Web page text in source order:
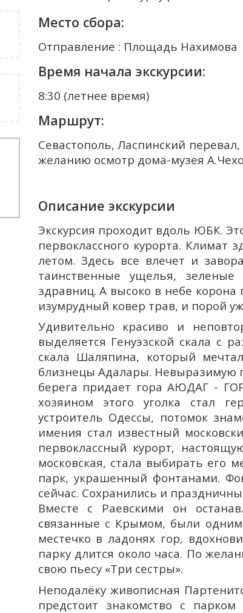
Место сбора:
Отправление : Площадь Нахимова
Время начала экскурсии:
8:30 (летнее время)
Маршрут:
Севастополь, Ласпинский
желанию осмотр дома-музея
Описание экскурсии
Экскурсия проходит вдоль ЮБК.
первоклассного курорта.
летом. Здесь все влечет и
таинственные ущелья,
здравниц. А высоко в небе
изумрудный ковер трав, и порой
Удивительно красиво и
выделяется Генуэзской скала с
скала Шаляпина, который
близнецы Адалары. Невыразимую
берега придает гора АЮДАГ -
хозяином этого уголка стал
устроитель Одессы, потомок
имения стал известный
первоклассный курорт,
московская, стала выбирать его
парк, украшенный фонтанами.
сейчас. Сохранились и
Вместе с Раевскими он
связанные с Крымом, были
местечко в ладонях гор,
парку длится около часа. По
свою пьесу «Три сестры».
Неподалёку живописная
предстоит знакомство с